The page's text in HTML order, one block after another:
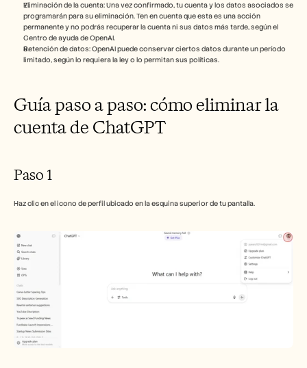
Eliminación de la cuenta: Una vez confirmado, tu cuenta y los datos asociados se
programarán para su eliminación. Ten en cuenta que esta es una acción
permanente y no podrás recuperar la cuenta ni sus datos más tarde, según el
Centro de ayuda de OpenAI.
Retención de datos: OpenAI puede conservar ciertos datos durante un período
limitado, según lo requiera la ley o lo permitan sus políticas.
Guía paso a paso: cómo eliminar la
cuenta de ChatGPT
Paso 1
Haz clic en el icono de perfil ubicado en la esquina superior de tu pantalla.
Centro de ayuda
Precios
Reserva una demo